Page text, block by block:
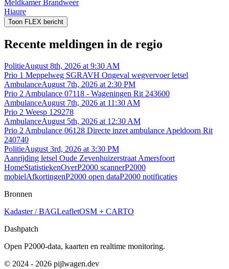
Meldkamer Brandweer
Hiaure
Toon FLEX bericht
Recente meldingen in de regio
PolitieAugust 8th, 2026 at 9:30 AM
Prio 1 Meppelweg SGRAVH Ongeval wegvervoer letsel
AmbulanceAugust 7th, 2026 at 2:30 PM
Prio 2 Ambulance 07118 - Wageningen Rit 243600
AmbulanceAugust 7th, 2026 at 11:30 AM
Prio 2 Weesp 129278
AmbulanceAugust 5th, 2026 at 12:30 AM
Prio 2 Ambulance 06128 Directe inzet ambulance Apeldoorn Rit
240740
PolitieAugust 3rd, 2026 at 3:30 PM
Aanrijding letsel Oude Zevenhuizerstraat Amersfoort
HomeStatistiekenOverP2000 scannerP2000
mobielAfkortingenP2000 open dataP2000 notificaties
Bronnen
Kadaster / BAGLeafletOSM + CARTO
Dashpatch
Open P2000-data, kaarten en realtime monitoring.
© 2024 - 2026 pijlwagen.dev